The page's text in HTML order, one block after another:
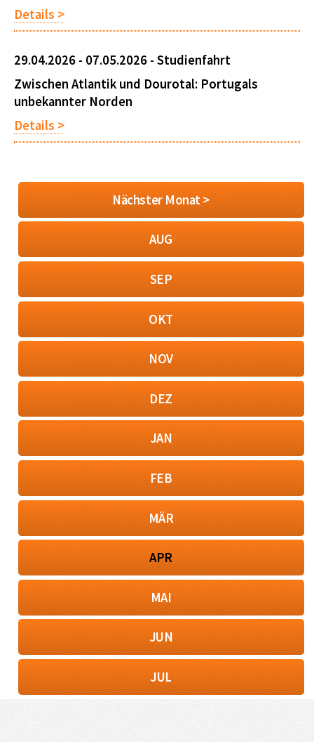
Details >
29.04.2026 - 07.05.2026 - Studienfahrt
Zwischen Atlantik und Dourotal: Portugals
unbekannter Norden
Details >
Nächster Monat >
AUG
SEP
OKT
NOV
DEZ
JAN
FEB
MÄR
APR
MAI
JUN
JUL